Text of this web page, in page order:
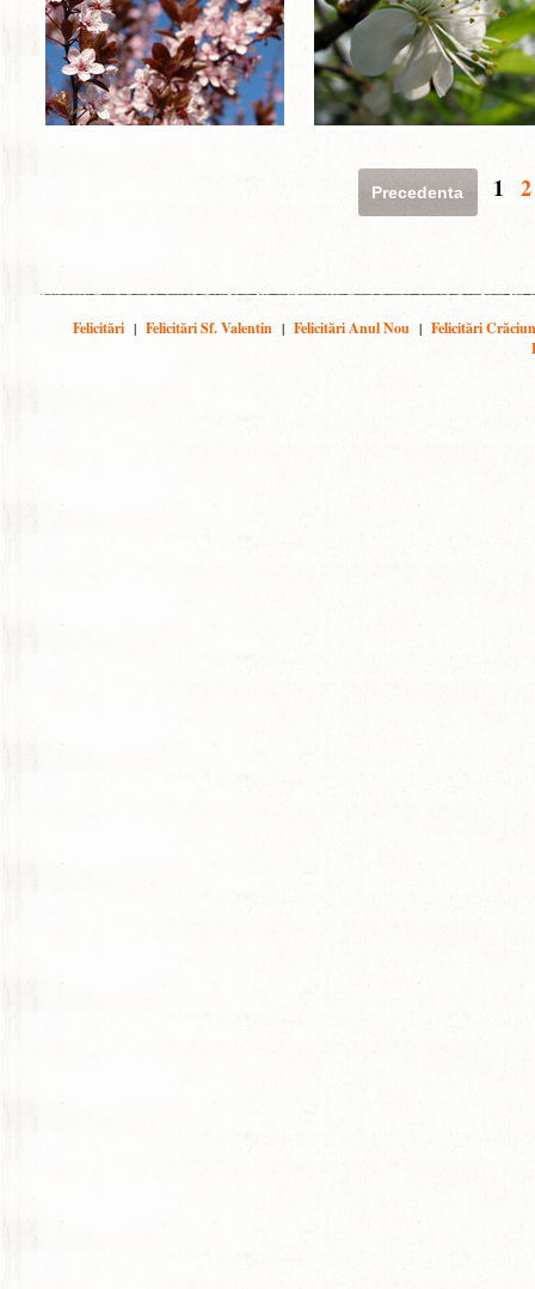
Precedenta 1 2
Felicitări | Felicitări Sf. Valentin | Felicitări Anul Nou | Felicitări